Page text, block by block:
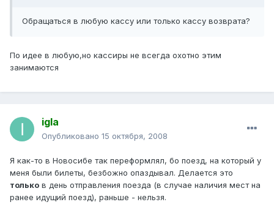
Обращаться в любую кассу или только кассу возврата?
По идее в любую,но кассиры не всегда охотно этим
занимаются
igla
Опубликовано 15 октября, 2008
Я как-то в Новосибе так переформлял, бо поезд, на который у
меня были билеты, безбожно опаздывал. Делается это
только в день отправления поезда (в случае наличия мест на
ранее идущий поезд), раньше - нельзя.